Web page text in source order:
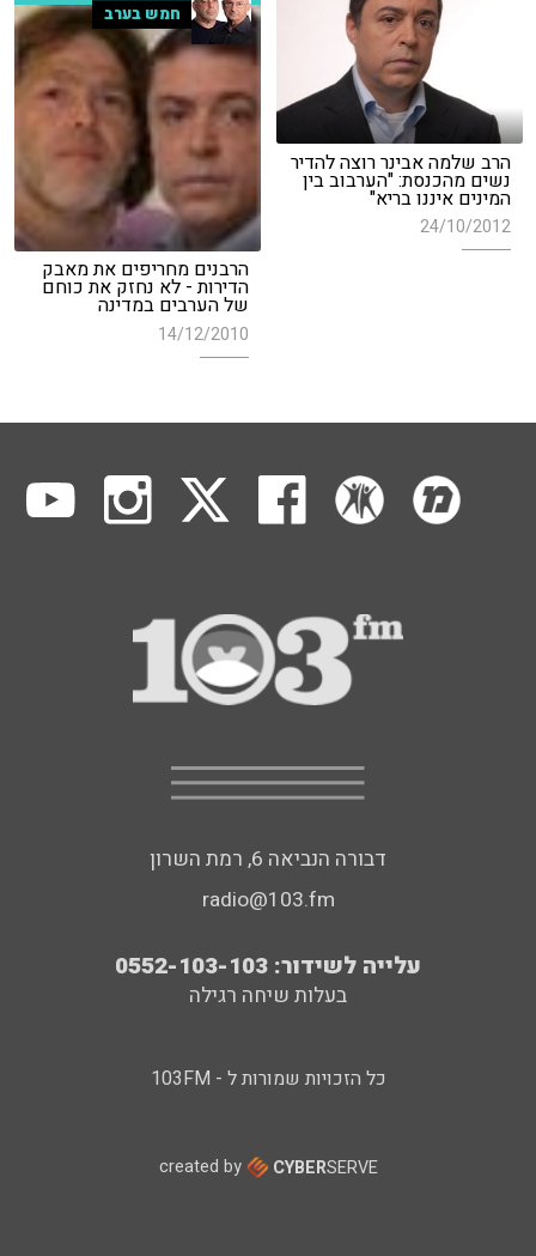
הרב שלמה אבינר רוצה להדיר
נשים מהכנסת: "הערבוב בין
המינים איננו בריא"
24/10/2012
חמש בערב
הרבנים מחריפים את מאבק
הדירות - לא נחזק את כוחם
של הערבים במדינה
14/12/2010
דבורה הנביאה 6, רמת השרון
radio@103.fm
עלייה לשידור: 0552-103-103
בעלות שיחה רגילה
כל הזכויות שמורות ל - 103FM
created by CYBERSERVE